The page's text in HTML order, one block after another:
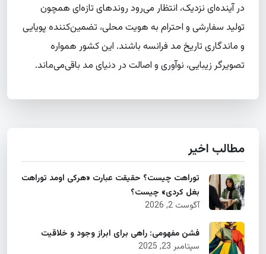
در آینده‌ای نزدیک، انتظار می‌رود روندهای تازه‌ای همچون
تولید سفارشی و احترام به هویت محلی، تضمین‌کننده پویایی
و ماندگاری تاریخ مد فرانسه باشند. این کشور همواره
تصویرگر زیبایی، نوآوری و اصالت در دنیای مد باقی‌می‌ماند.
مطالب اخیر
توراهت چیست؟ حقیقت عبارت «هرکی اومد توراهت
بغل کردی» چیست؟
آگوست 2, 2026
فشن مفهومی: راهی برای ابراز وجود و خلاقیت
سپتامبر 23, 2025